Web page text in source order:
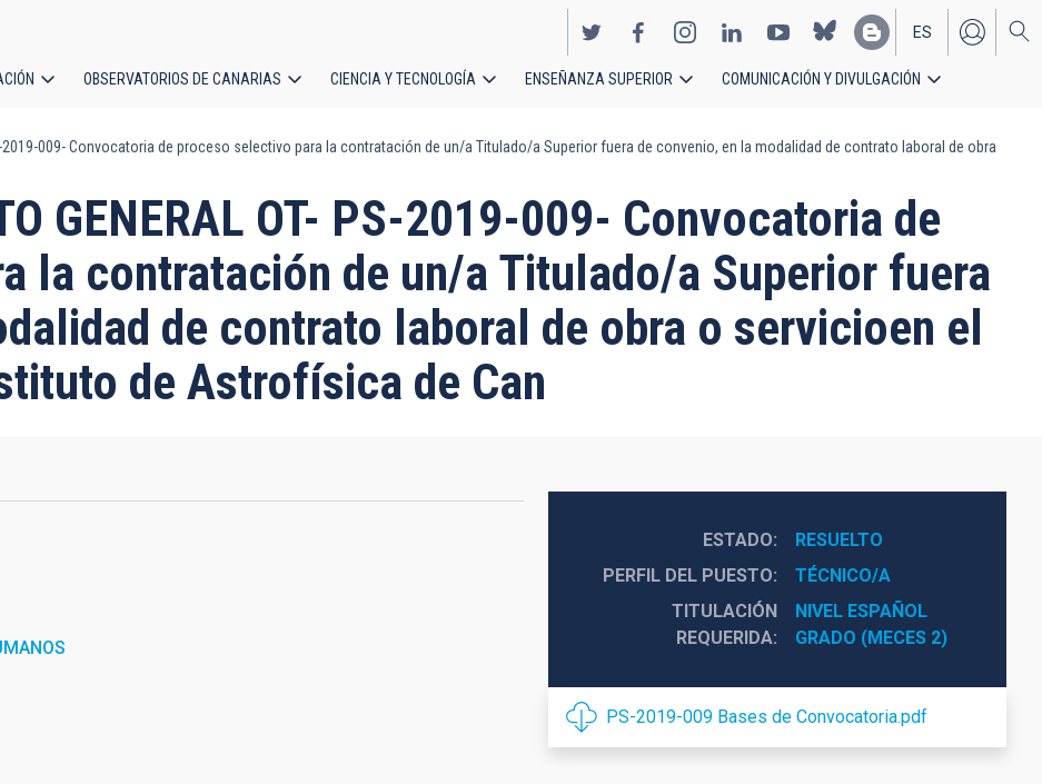
EN
ES
OBSERVATORIOS DE CANARIAS CIENCIA Y TECNOLOGÍA ENSEÑANZA SUPERIOR COMUNICACIÓN Y DIVULGACIÓN
2019-009- Convocatoria de proceso selectivo para la contratación de un/a Titulado/a Superior fuera de convenio, en la modalidad de contrato laboral de obra
GENERAL OT- PS-2019-009- Convocatoria de
la contratación de un/a Titulado/a Superior fuera
de contrato laboral de obra o servicioen el
de Astrofísica de Can
ESTADO
RESUELTO
PERFIL DEL PUESTO
TÉCNICO/A
TITULACIÓN
REQUERIDA
NIVEL ESPAÑOL
GRADO (MECES 2)
PS-2019-009 Bases de Convocatoria.pdf